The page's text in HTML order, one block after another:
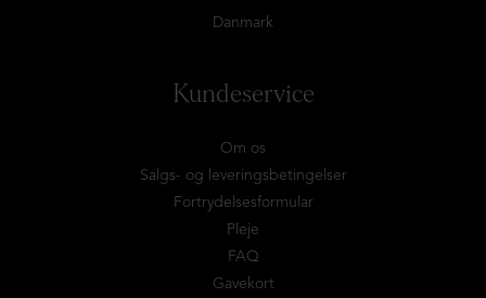
Danmark
Kundeservice
Om os
Salgs- og leveringsbetingelser
Fortrydelsesformular
Pleje
FAQ
Gavekort